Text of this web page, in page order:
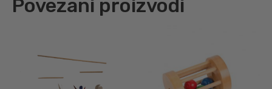
Povezani proizvodi